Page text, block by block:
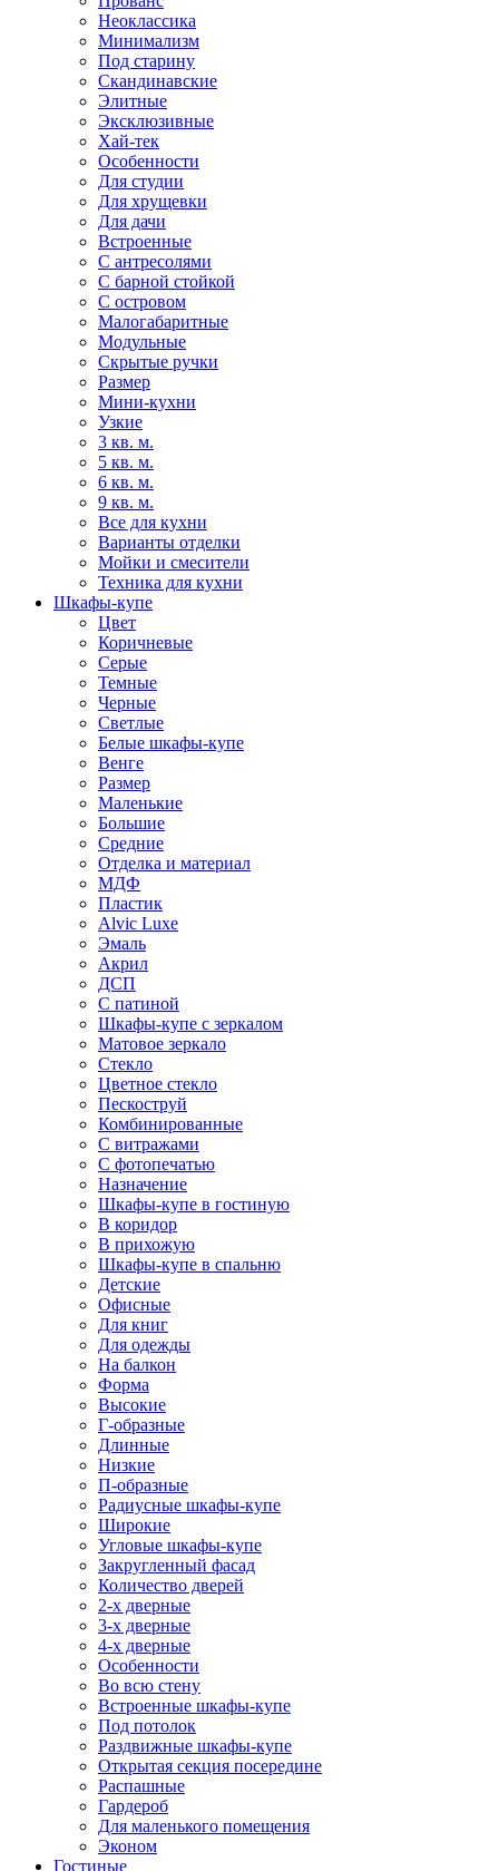
Неоклассика
Минимализм
Под старину
Скандинавские
Элитные
Эксклюзивные
Хай-тек
Особенности
Для студии
Для хрущевки
Для дачи
Встроенные
С антресолями
С барной стойкой
С островом
Малогабаритные
Модульные
Скрытые ручки
Размер
Мини-кухни
Узкие
3 кв. м.
5 кв. м.
6 кв. м.
9 кв. м.
Все для кухни
Варианты отделки
Мойки и смесители
Техника для кухни
Шкафы-купе
Цвет
Коричневые
Серые
Темные
Черные
Светлые
Белые шкафы-купе
Венге
Размер
Маленькие
Большие
Средние
Отделка и материал
МДФ
Пластик
Alvic Luxe
Эмаль
Акрил
ДСП
С патиной
Шкафы-купе с зеркалом
Матовое зеркало
Стекло
Цветное стекло
Пескоструй
Комбинированные
С витражами
С фотопечатью
Назначение
Шкафы-купе в гостиную
В коридор
В прихожую
Шкафы-купе в спальню
Детские
Офисные
Для книг
Для одежды
На балкон
Форма
Высокие
Г-образные
Длинные
Низкие
П-образные
Радиусные шкафы-купе
Широкие
Угловые шкафы-купе
Закругленный фасад
Количество дверей
2-х дверные
3-х дверные
4-х дверные
Особенности
Во всю стену
Встроенные шкафы-купе
Под потолок
Раздвижные шкафы-купе
Открытая секция посередине
Распашные
Гардероб
Для маленького помещения
Эконом
Гостиные